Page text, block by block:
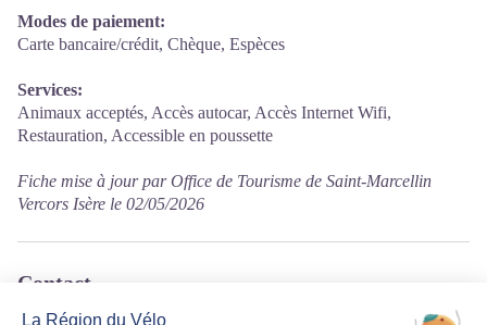
Modes de paiement:
Carte bancaire/crédit, Chèque, Espèces
Services:
Animaux acceptés, Accès autocar, Accès Internet Wifi,
Restauration, Accessible en poussette
Fiche mise à jour par Office de Tourisme de Saint-Marcellin
Vercors Isère le 02/05/2026
Contact
110 rue du souvenir Français